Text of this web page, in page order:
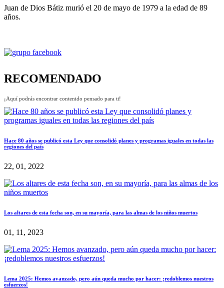
Juan de Dios Bátiz murió el 20 de mayo de 1979 a la edad de 89
años.
RECOMENDADO
¡Aquí podrás encontrar contenido pensado para ti!
Hace 80 años se publicó esta Ley que consolidó planes y programas iguales en todas las
regiones del país
22, 01, 2022
Los altares de esta fecha son, en su mayoría, para las almas de los niños muertos
01, 11, 2023
Lema 2025: Hemos avanzado, pero aún queda mucho por hacer: ¡redoblemos nuestros
esfuerzos!